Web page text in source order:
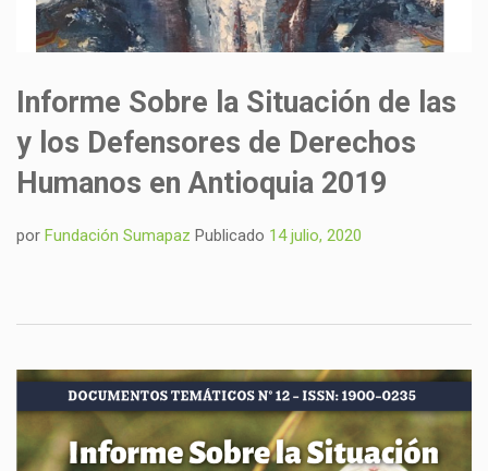
Informe Sobre la Situación de las
y los Defensores de Derechos
Humanos en Antioquia 2019
por Fundación Sumapaz Publicado 14 julio, 2020